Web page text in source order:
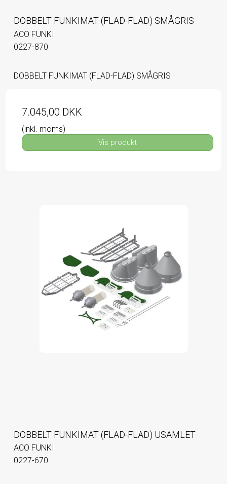
DOBBELT FUNKIMAT (FLAD-FLAD) SMÅGRIS
ACO FUNKI
0227-870
DOBBELT FUNKIMAT (FLAD-FLAD) SMÅGRIS
7.045,00 DKK
(inkl. moms)
Vis produkt
DOBBELT FUNKIMAT (FLAD-FLAD) USAMLET
ACO FUNKI
0227-670